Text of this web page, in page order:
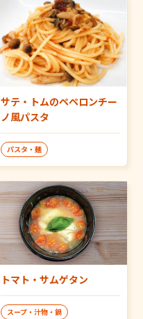
サテ・トムのペペロンチー
ノ風パスタ
パスタ・麺
トマト・サムゲタン
スープ・汁物・鍋